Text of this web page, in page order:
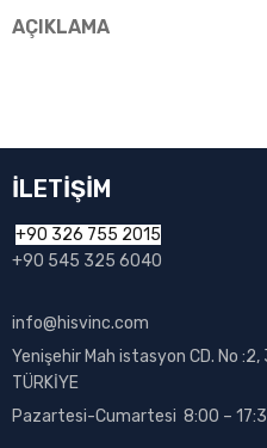
AÇIKLAMA
İLETİŞİM
+90 326 755 2015
+90 545 325 6040
info@hisvinc.com
Yenişehir Mah istasyon CD. No
TÜRKİYE
Pazartesi-Cumartesi 8:00 –